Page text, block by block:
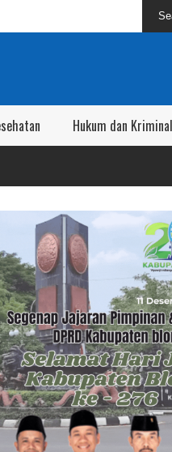
Hukum dan Kriminal